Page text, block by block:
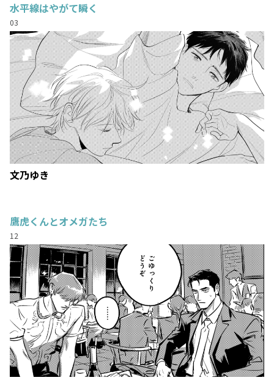
水平線はやがて瞬く
03
文乃ゆき
鷹虎くんとオメガたち
12